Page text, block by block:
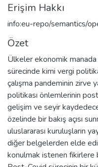
Erişim Hakkı
info:eu-repo/semantics/
Özet
Ülkeler ekonomik
sürecinde kimi vergi
çalışma pandeminin zirve
politikası önlemlerinin
gelişim ve seyir
özelinde bir bakış açısı
uluslararası kuruluşların
diğer belgelerden elde
konulmak istenen